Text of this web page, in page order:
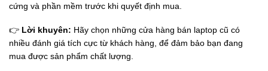
cứng và phần mềm trước khi quyết định mua.
👉 Lời khuyên: Hãy chọn những cửa hàng bán laptop cũ có
nhiều đánh giá tích cực từ khách hàng, để đảm bảo bạn đang
mua được sản phẩm chất lượng.